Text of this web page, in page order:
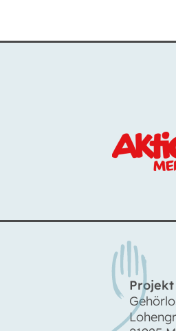
Projekt